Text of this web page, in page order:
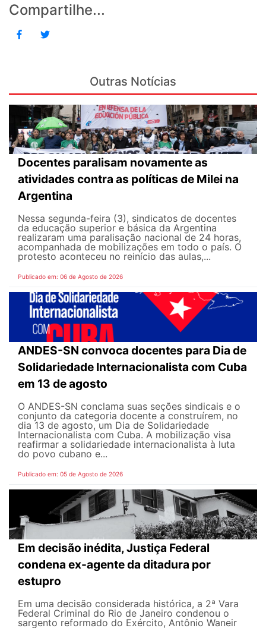
Compartilhe...
Outras Notícias
Docentes paralisam novamente as
atividades contra as políticas de Milei na
Argentina
Nessa segunda-feira (3), sindicatos de docentes
da educação superior e básica da Argentina
realizaram uma paralisação nacional de 24 horas,
acompanhada de mobilizações em todo o país. O
protesto aconteceu no reinício das aulas,...
Publicado em: 06 de Agosto de 2026
ANDES-SN convoca docentes para Dia de
Solidariedade Internacionalista com Cuba
em 13 de agosto
O ANDES-SN conclama suas seções sindicais e o
conjunto da categoria docente a construírem, no
dia 13 de agosto, um Dia de Solidariedade
Internacionalista com Cuba. A mobilização visa
reafirmar a solidariedade internacionalista à luta
do povo cubano e...
Publicado em: 05 de Agosto de 2026
Em decisão inédita, Justiça Federal
condena ex-agente da ditadura por
estupro
Em uma decisão considerada histórica, a 2ª Vara
Federal Criminal do Rio de Janeiro condenou o
sargento reformado do Exército, Antônio Waneir